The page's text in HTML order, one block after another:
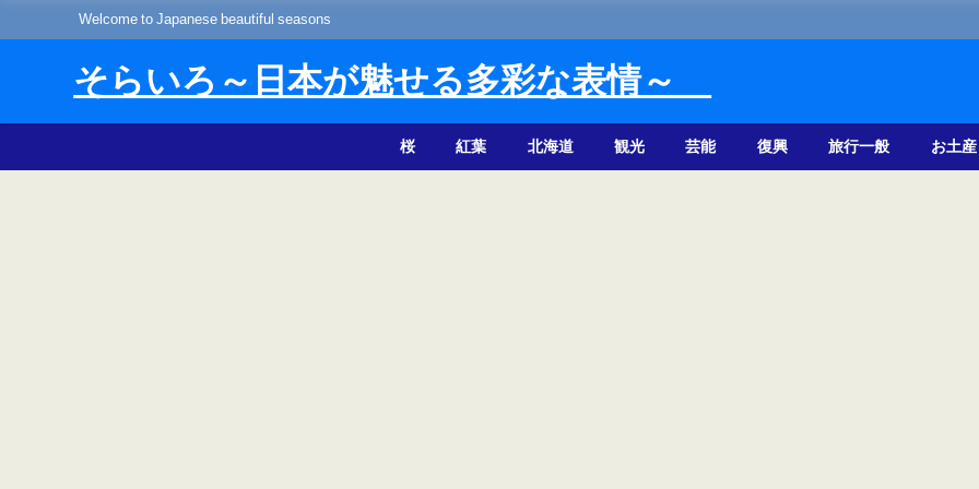
Welcome to Japanese beautiful seasons
そらいろ～日本が魅せる多彩な表情～
桜 紅葉 北海道 観光 芸能 復興 旅行一般 お土